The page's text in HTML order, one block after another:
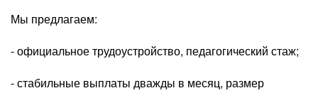
Мы предлагаем:
- официальное трудоустройство, педагогический стаж;
- стабильные выплаты дважды в месяц, размер